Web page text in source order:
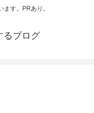
す。PRあり。
るブログ